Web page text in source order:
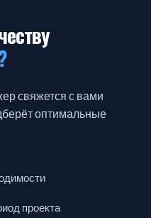
свяжется с вами
оптимальные
проекта